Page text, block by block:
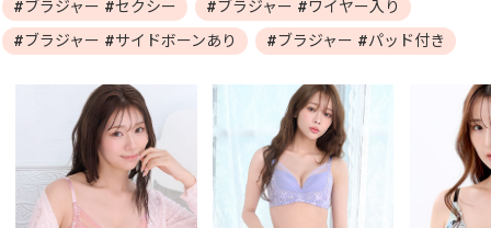
#ブラジャー #セクシー
#ブラジャー #ワイヤー入り
#ブラジャー #サイドボーンあり
#ブラジャー #パッド付き